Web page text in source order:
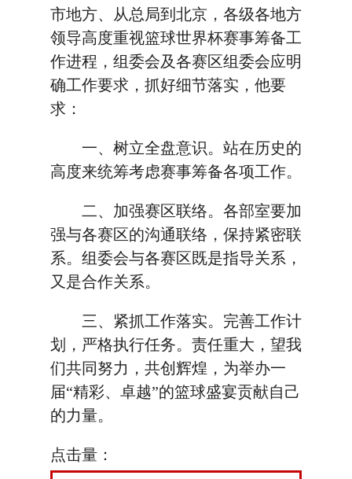
市地方、从总局到北京，各级各地方
领导高度重视篮球世界杯赛事筹备工
作进程，组委会及各赛区组委会应明
确工作要求，抓好细节落实，他要
求：
一、树立全盘意识。站在历史的
高度来统筹考虑赛事筹备各项工作。
二、加强赛区联络。各部室要加
强与各赛区的沟通联络，保持紧密联
系。组委会与各赛区既是指导关系，
又是合作关系。
三、紧抓工作落实。完善工作计
划，严格执行任务。责任重大，望我
们共同努力，共创辉煌，为举办一
届“精彩、卓越”的篮球盛宴贡献自己
的力量。
点击量：